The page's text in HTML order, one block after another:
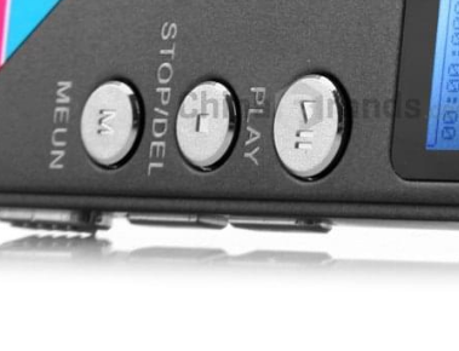
điện thoại
hình ảnh 4K
Nếu
camera
bạn cũng đã
[Xem thêm]
điện tử mini bỏ túi KL-118 200g/0.01 (tối đa
200g, tối thiếu 0.01g) Các tính năng: Khả
năng 200g và 0.01g dễ đọc. Nó cung cấp cho
bạn nhiều chế độ cân chính xác và đáng tin
cậy...[Xem thêm]